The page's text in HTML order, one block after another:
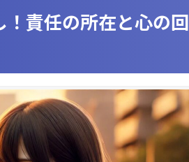
責任の所在と心の回